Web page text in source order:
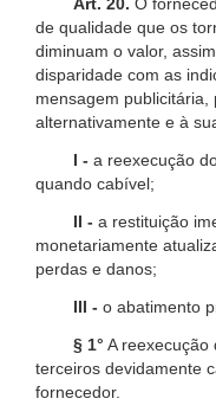
de qualidade que os
diminuam o valor,
disparidade com as
mensagem publicitária,
alternativamente e à
I - a reexecução
quando cabível;
II - a restituição
monetariamente
perdas e danos;
III - o abatimento
§ 1° A reexecução
terceiros devidamente
fornecedor.